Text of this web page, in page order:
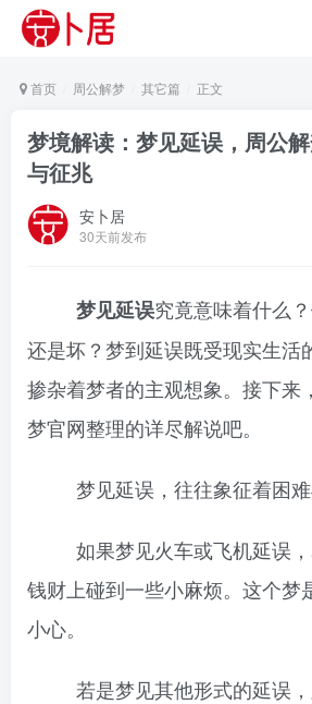
首页 周公解梦 其它篇 正文
梦境解读：梦见延误，周公
与征兆
安卜居
30天前发布
梦见延误究竟意味着什么
还是坏？梦到延误既受现实生活
掺杂着梦者的主观想象。接下来
梦官网整理的详尽解说吧。
梦见延误，往往象征着困难
如果梦见火车或飞机延误，
钱财上碰到一些小麻烦。这个梦
小心。
若是梦见其他形式的延误，